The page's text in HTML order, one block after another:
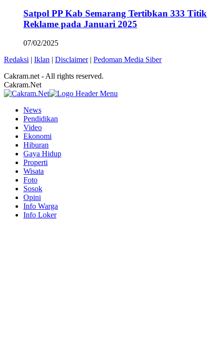
Satpol PP Kab Semarang Tertibkan 333 Titik
Reklame pada Januari 2025
07/02/2025
Redaksi | Iklan | Disclaimer| Pedoman Media Siber
Cakram.net - All rights reserved.
Cakram.Net
News
Pendidikan
Video
Ekonomi
Hiburan
Gaya Hidup
Properti
Wisata
Foto
Sosok
Opini
Info Warga
Info Loker